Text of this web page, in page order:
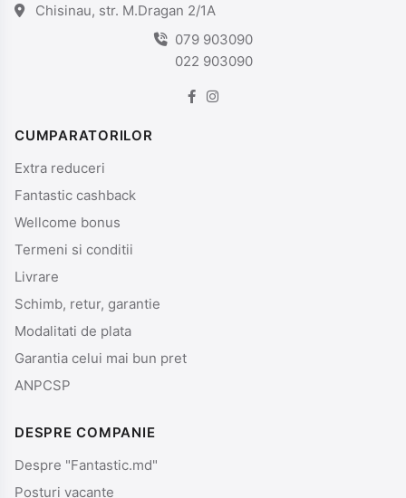
Chisinau, str. M.Dragan 2/1A
079 903090
022 903090
CUMPARATORILOR
Extra reduceri
Fantastic cashback
Wellcome bonus
Termeni si conditii
Livrare
Schimb, retur, garantie
Modalitati de plata
Garantia celui mai bun pret
ANPCSP
DESPRE COMPANIE
Despre "Fantastic.md"
Posturi vacante